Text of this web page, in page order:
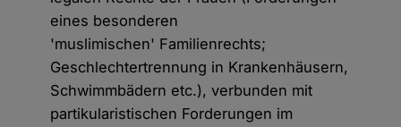
eines besonderen
'muslimischen' Familienrechts;
Geschlechtertrennung in Krankenhäusern,
Schwimmbädern etc.), verbunden mit
partikularistischen Forderungen im